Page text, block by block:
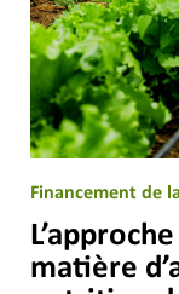
Financement de
matière